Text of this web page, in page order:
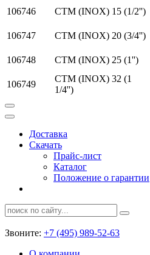
106746 СТМ (INOX) 15 (1/2'')
106747
СТМ (INOX) 20 (3/4'')
106748
СТМ (INOX) 25 (1'')
106749
СТМ (INOX) 32 (1
1/4'')
Доставка
Скачать
Прайс-лист
Каталог
Положение о гарантии
Звоните: +7 (495) 989-52-63